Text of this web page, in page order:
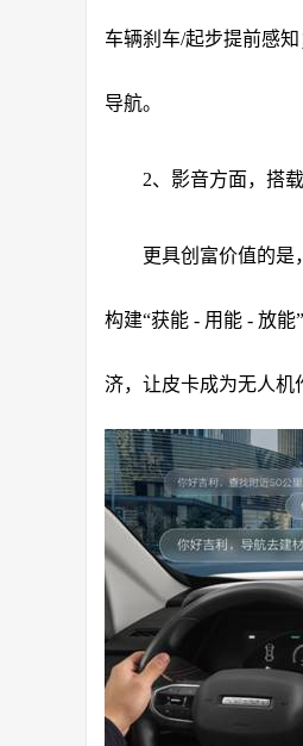
车辆刹车/起步提前感
导航。
2、影音方面，搭
更具创富价值的
构建“获能 - 用能 - 放
济，让皮卡成为无人机